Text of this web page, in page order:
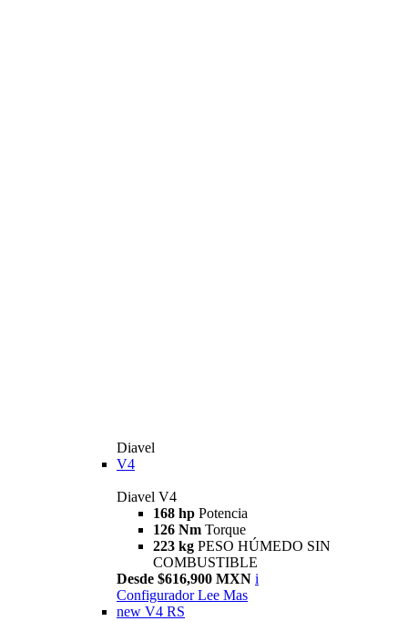
Diavel
V4
Diavel V4
168 hp Potencia
126 Nm Torque
223 kg PESO HÚMEDO SIN
COMBUSTIBLE
Desde $616,900 MXN i
Configurador Lee Mas
new V4 RS